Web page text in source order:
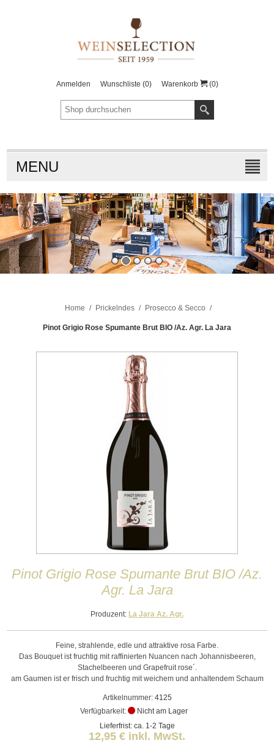
Anmelden Wunschliste (0) Warenkorb (0)
MENU
Home / Prickelndes / Prosecco & Secco /
Pinot Grigio Rose Spumante Brut BIO /Az. Agr. La Jara
Pinot Grigio Rose Spumante Brut BIO /Az.
Agr. La Jara
Produzent: La Jara Az. Agr.
Feine, strahlende, edle und attraktive rosa Farbe.
Das Bouquet ist fruchtig mit raffinierten Nuancen nach Johannisbeeren,
Stachelbeeren und Grapefruit rose´.
am Gaumen ist er frisch und fruchtig mit weichem und anhaltendem Schaum
Artikelnummer: 4125
Verfügbarkeit:
Nicht am Lager
Lieferfrist: ca. 1-2 Tage
12,95 € inkl. MwSt.